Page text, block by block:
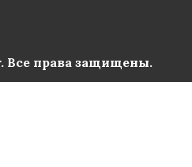
Все права защищены.